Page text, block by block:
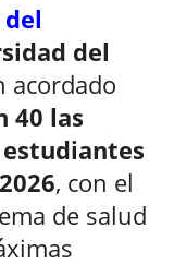
del
del
acordado
40 las
, con el
de salud